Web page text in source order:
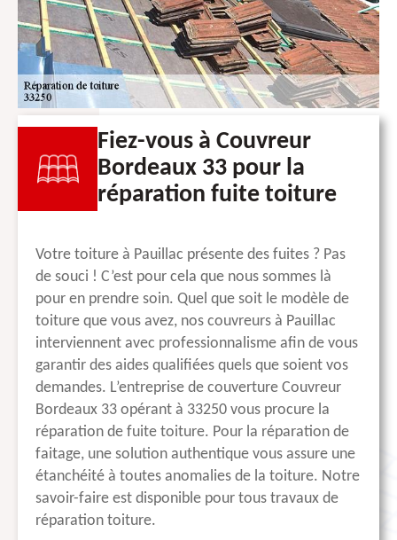
Fiez-vous à Couvreur
Bordeaux 33 pour la
réparation fuite toiture
Votre toiture à Pauillac présente des fuites ? Pas
de souci ! C’est pour cela que nous sommes là
pour en prendre soin. Quel que soit le modèle de
toiture que vous avez, nos couvreurs à Pauillac
interviennent avec professionnalisme afin de vous
garantir des aides qualifiées quels que soient vos
demandes. L’entreprise de couverture Couvreur
Bordeaux 33 opérant à 33250 vous procure la
réparation de fuite toiture. Pour la réparation de
faitage, une solution authentique vous assure une
étanchéité à toutes anomalies de la toiture. Notre
savoir-faire est disponible pour tous travaux de
réparation toiture.